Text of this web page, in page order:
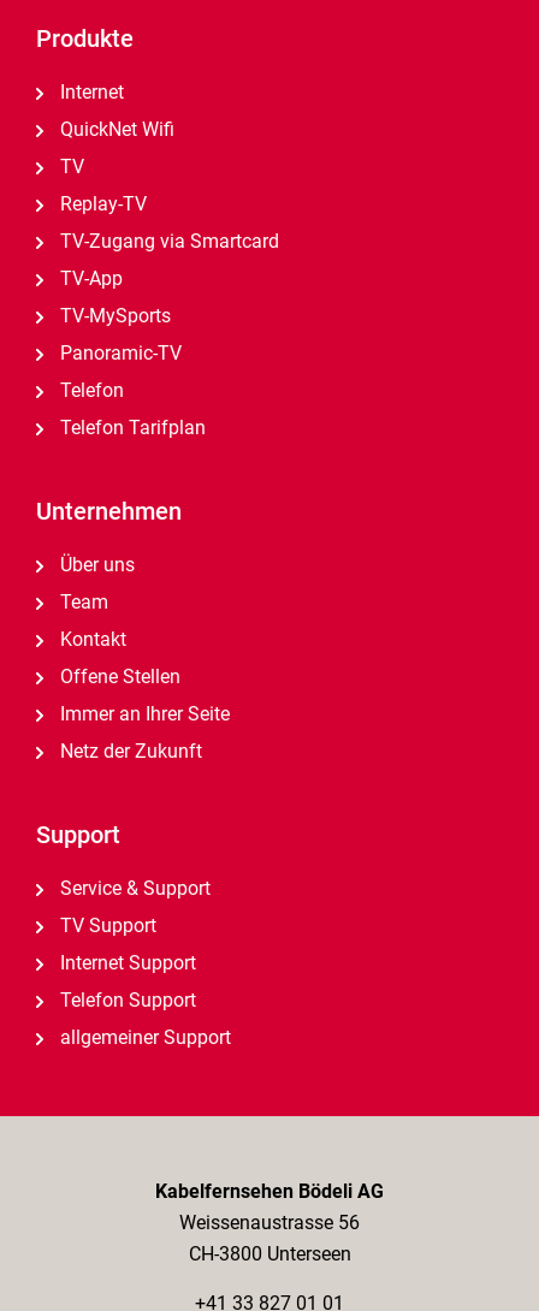
Produkte
Internet
QuickNet Wifi
TV
Replay-TV
TV-Zugang via Smartcard
TV-App
TV-MySports
Panoramic-TV
Telefon
Telefon Tarifplan
Unternehmen
Über uns
Team
Kontakt
Offene Stellen
Immer an Ihrer Seite
Netz der Zukunft
Support
Service & Support
TV Support
Internet Support
Telefon Support
allgemeiner Support
Kabelfernsehen Bödeli AG
Weissenaustrasse 56
CH-3800 Unterseen
+41 33 827 01 01